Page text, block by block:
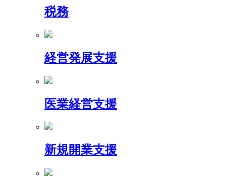
税務
経営発展支援
医業経営支援
新規開業支援